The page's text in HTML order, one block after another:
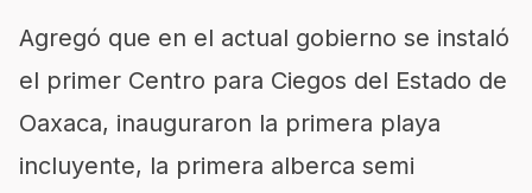
Agregó que en el actual gobierno se instaló
el primer Centro para Ciegos del Estado de
Oaxaca, inauguraron la primera playa
incluyente, la primera alberca semi